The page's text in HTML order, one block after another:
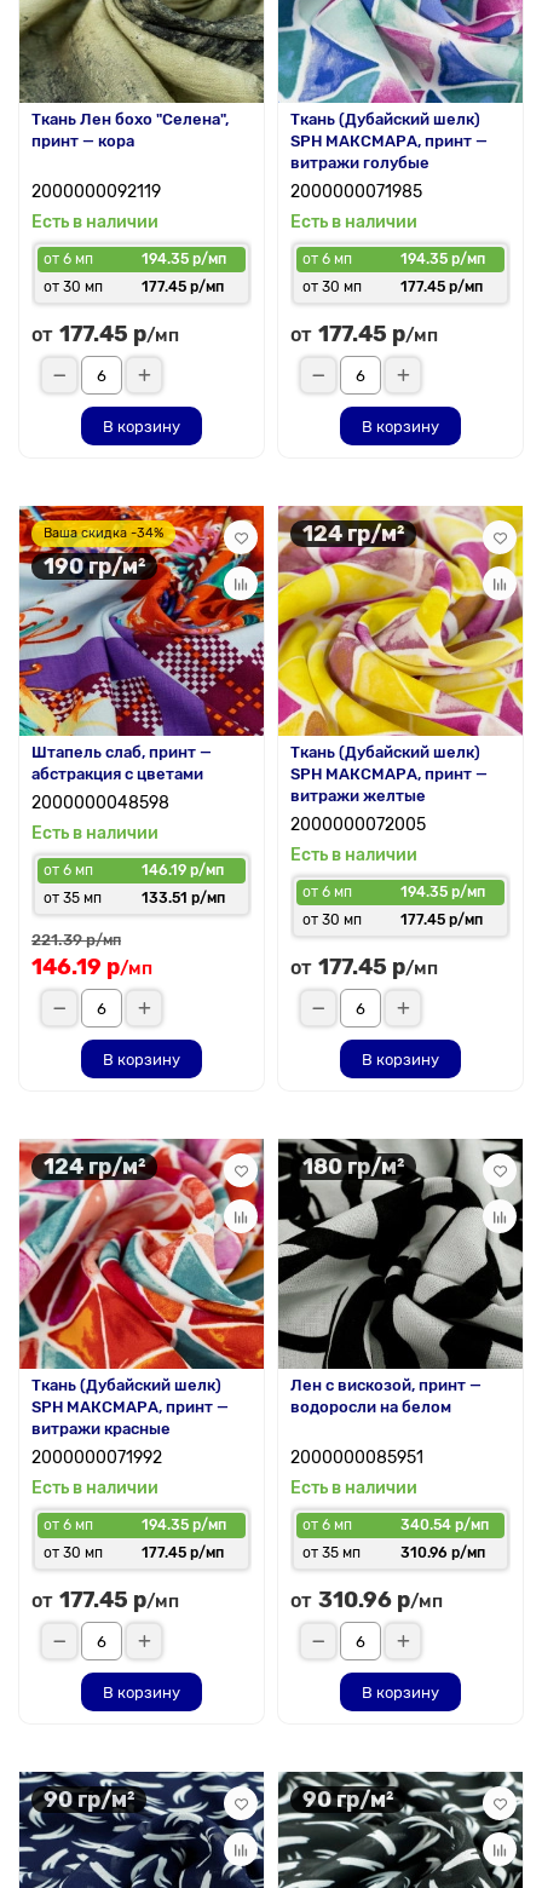
Ткань Лен бохо "Селена",
принт — кора
2000000092119
Есть в наличии
от 6 мп
194.35 р/мп
от 30 мп
177.45 р/мп
от 177.45 р/мп
В корзину
Ткань (Дубайский шелк)
SPH МАКСМАРА, принт —
витражи голубые
2000000071985
Есть в наличии
от 6 мп
194.35 р/мп
от 30 мп
177.45 р/мп
от 177.45 р/мп
В корзину
Ваша скидка -34%
190 гр/м²
Штапель слаб, принт —
абстракция с цветами
2000000048598
Есть в наличии
от 6 мп
146.19 р/мп
от 35 мп
133.51 р/мп
221.39 р/мп
146.19 р/мп
В корзину
124 гр/м²
Ткань (Дубайский шелк)
SPH МАКСМАРА, принт —
витражи желтые
2000000072005
Есть в наличии
от 6 мп
194.35 р/мп
от 30 мп
177.45 р/мп
от 177.45 р/мп
В корзину
124 гр/м²
Ткань (Дубайский шелк)
SPH МАКСМАРА, принт —
витражи красные
2000000071992
Есть в наличии
от 6 мп
194.35 р/мп
от 30 мп
177.45 р/мп
от 177.45 р/мп
В корзину
180 гр/м²
Лен с вискозой, принт —
водоросли на белом
2000000085951
Есть в наличии
от 6 мп
340.54 р/мп
от 35 мп
310.96 р/мп
от 310.96 р/мп
В корзину
90 гр/м² 90 гр/м²